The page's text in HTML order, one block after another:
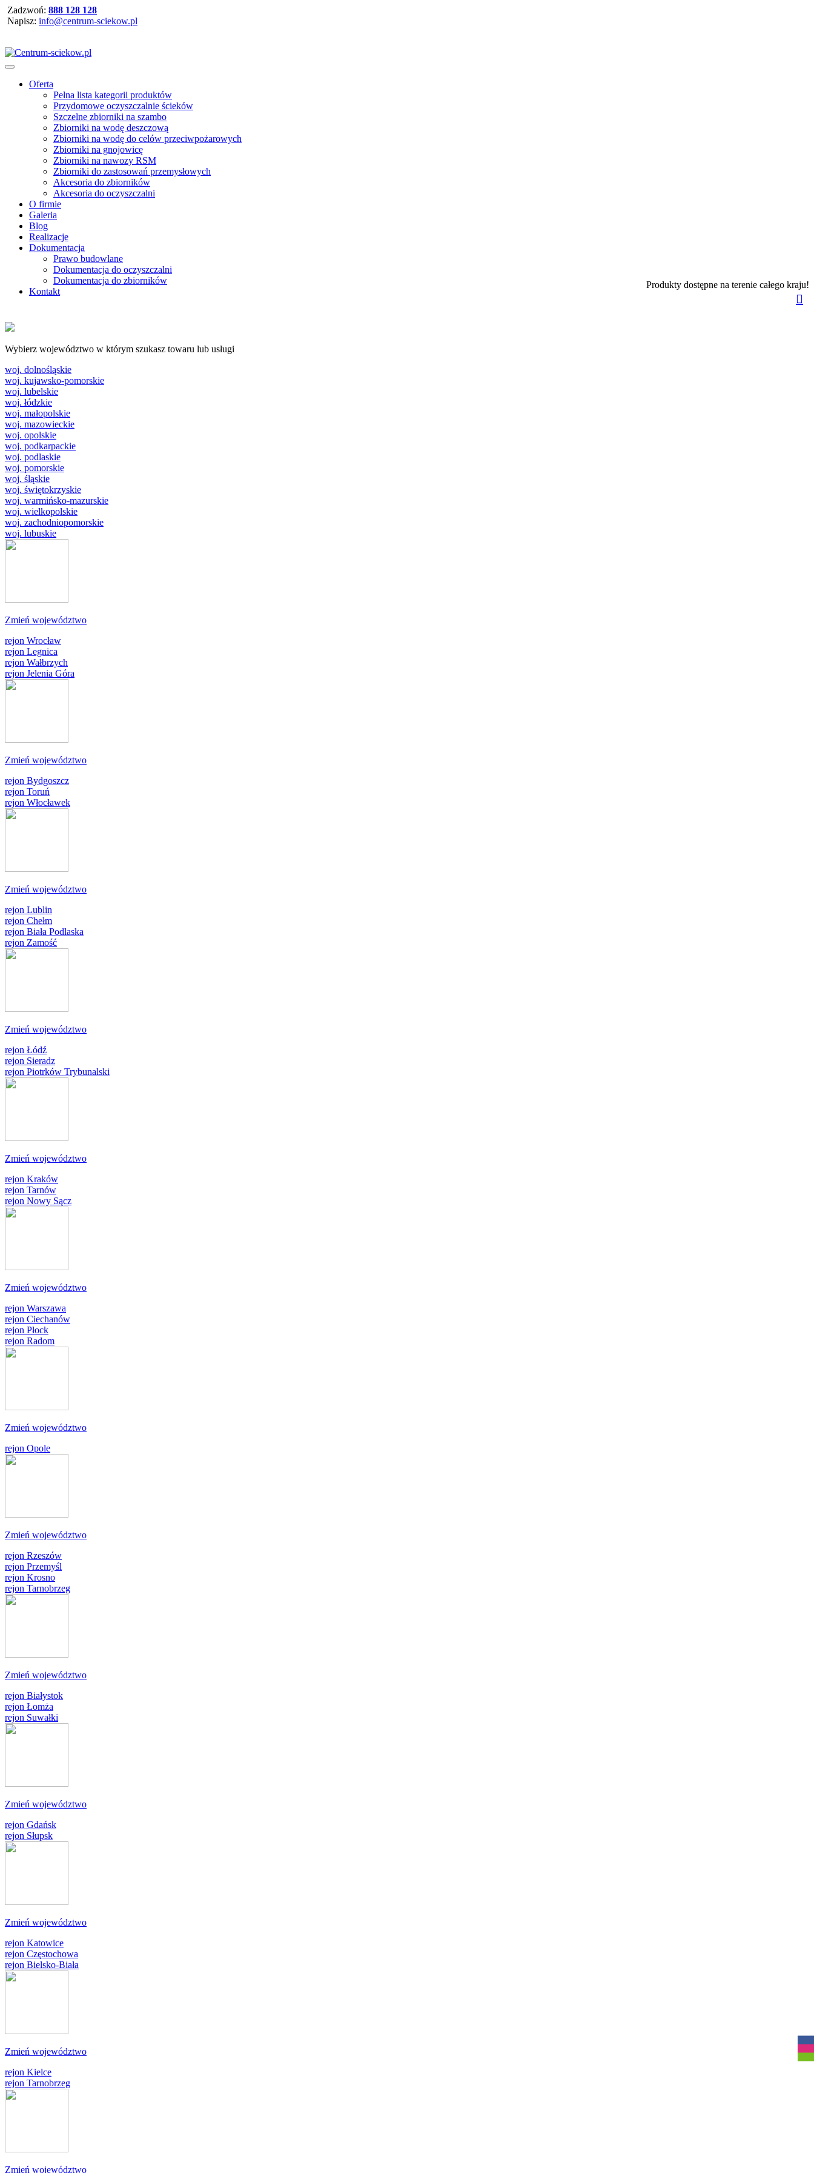
Zadzwoń: 888 128 128
Napisz: info@centrum-sciekow.pl
Oferta
Pełna lista kategorii produktów
Przydomowe oczyszczalnie ścieków
Szczelne zbiorniki na szambo
Zbiorniki na wodę deszczową
Zbiorniki na wodę do celów przeciwpożarowych
Zbiorniki na gnojowicę
Zbiorniki na nawozy RSM
Zbiorniki do zastosowań przemysłowych
Akcesoria do zbiorników
Akcesoria do oczyszczalni
O firmie
Galeria
Blog
Realizacje
Dokumentacja
Prawo budowlane
Dokumentacja do oczyszczalni
Dokumentacja do zbiorników
Kontakt
Produkty dostępne na terenie całego kraju!
Wybierz województwo w którym szukasz towaru lub usługi
woj. dolnośląskie
woj. kujawsko-pomorskie
woj. lubelskie
woj. łódzkie
woj. małopolskie
woj. mazowieckie
woj. opolskie
woj. podkarpackie
woj. podlaskie
woj. pomorskie
woj. śląskie
woj. świętokrzyskie
woj. warmińsko-mazurskie
woj. wielkopolskie
woj. zachodniopomorskie
woj. lubuskie
Zmień województwo
rejon Wrocław
rejon Legnica
rejon Wałbrzych
rejon Jelenia Góra
Zmień województwo
rejon Bydgoszcz
rejon Toruń
rejon Włocławek
Zmień województwo
rejon Lublin
rejon Chełm
rejon Biała Podlaska
rejon Zamość
Zmień województwo
rejon Łódź
rejon Sieradz
rejon Piotrków Trybunalski
Zmień województwo
rejon Kraków
rejon Tarnów
rejon Nowy Sącz
Zmień województwo
rejon Warszawa
rejon Ciechanów
rejon Płock
rejon Radom
Zmień województwo
rejon Opole
Zmień województwo
rejon Rzeszów
rejon Przemyśl
rejon Krosno
rejon Tarnobrzeg
Zmień województwo
rejon Białystok
rejon Łomża
rejon Suwałki
Zmień województwo
rejon Gdańsk
rejon Słupsk
Zmień województwo
rejon Katowice
rejon Częstochowa
rejon Bielsko-Biała
Zmień województwo
rejon Kielce
rejon Tarnobrzeg
Zmień województwo